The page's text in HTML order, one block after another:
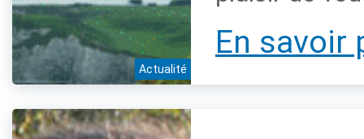
Actualité
En savoir